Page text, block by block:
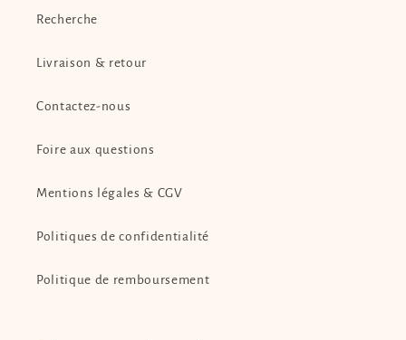
Recherche
Livraison & retour
Contactez-nous
Foire aux questions
Mentions légales & CGV
Politiques de confidentialité
Politique de remboursement